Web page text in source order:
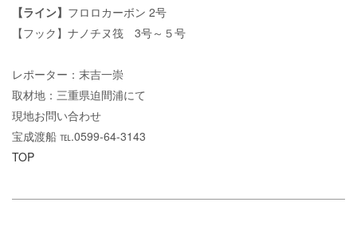
【ライン】 フロロカーボン 2号
【フック】ナノチヌ筏 3号～５号
レポーター：末吉一崇
取材地：三重県迫間浦にて
現地お問い合わせ
宝成渡船 ℡.0599-64-3143
TOP